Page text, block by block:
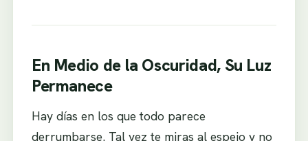
En Medio de la Oscuridad, Su Luz
Permanece
Hay días en los que todo parece
derrumbarse. Tal vez te miras al espejo y no